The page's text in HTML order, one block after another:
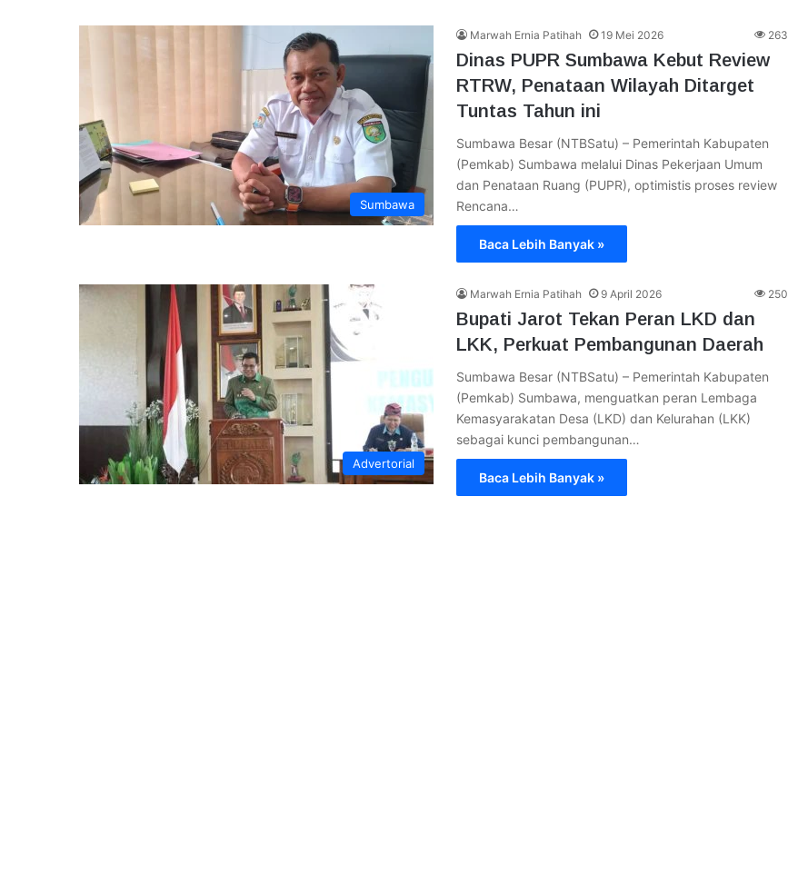
Sumbawa
Marwah Ernia Patihah 19 Mei 2026 263
Dinas PUPR Sumbawa Kebut Review
RTRW, Penataan Wilayah Ditarget
Tuntas Tahun ini
Sumbawa Besar (NTBSatu) – Pemerintah Kabupaten
(Pemkab) Sumbawa melalui Dinas Pekerjaan Umum
dan Penataan Ruang (PUPR), optimistis proses review
Rencana…
Baca Lebih Banyak »
Advertorial
Marwah Ernia Patihah 9 April 2026 250
Bupati Jarot Tekan Peran LKD dan
LKK, Perkuat Pembangunan Daerah
Sumbawa Besar (NTBSatu) – Pemerintah Kabupaten
(Pemkab) Sumbawa, menguatkan peran Lembaga
Kemasyarakatan Desa (LKD) dan Kelurahan (LKK)
sebagai kunci pembangunan…
Baca Lebih Banyak »